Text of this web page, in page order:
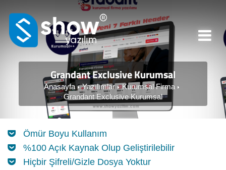
Grandant Exclusive Kurumsal
Anasayfa Yazılımlar
Kurumsal Firma
Grandant Exclusive Kurumsal
Ömür Boyu Kullanım
%100 Açık Kaynak Olup Geliştirilebilir
Hiçbir Şifreli/Gizle Dosya Yoktur